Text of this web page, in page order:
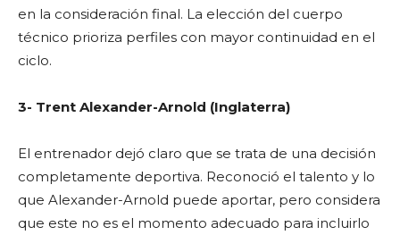
en la consideración final. La elección del cuerpo
técnico prioriza perfiles con mayor continuidad en el
ciclo.
3- Trent Alexander-Arnold (Inglaterra)
El entrenador dejó claro que se trata de una decisión
completamente deportiva. Reconoció el talento y lo
que Alexander-Arnold puede aportar, pero considera
que este no es el momento adecuado para incluirlo